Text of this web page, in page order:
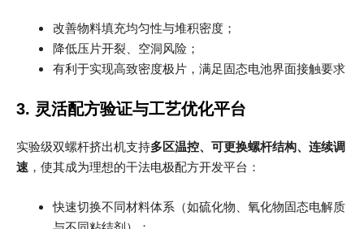
改善物料填充均匀性与堆积密度；
降低压片开裂、空洞风险；
有利于实现高致密度极片，满足固态电池界面接触要求
3. 灵活配方验证与工艺优化平台
实验级双螺杆挤出机支持多区温控、可更换螺杆结构、连续调
速 ，使其成为理想的干法电极配方开发平台：
快速切换不同材料体系（如硫化物、氧化物固态电解质